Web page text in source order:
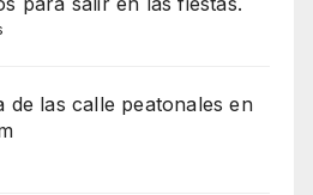
de las calle peatonales en